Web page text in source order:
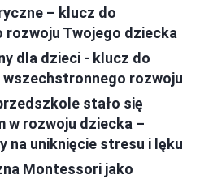
– klucz do
Twojego dziecka
dla dzieci - klucz do
wszechstronnego rozwoju
stało się
w rozwoju dziecka –
na uniknięcie stresu i lęku
Montessori jako